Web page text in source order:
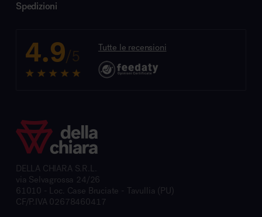
Spedizioni
4.9/5 Tutte le recensioni
DELLA CHIARA S.R.L.
via Selvagrossa 24/26
61010 - Loc. Case Bruciate - Tavullia (PU)
CF/P.IVA 02678460417